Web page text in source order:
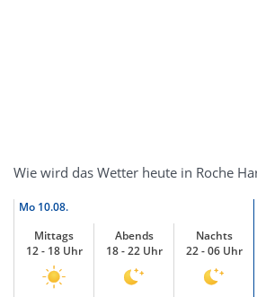
Wie wird das Wetter heute in Roche
Mo 10.08.
Mittags
12 - 18 Uhr
Abends
18 - 22 Uhr
Nachts
22 - 06 Uhr